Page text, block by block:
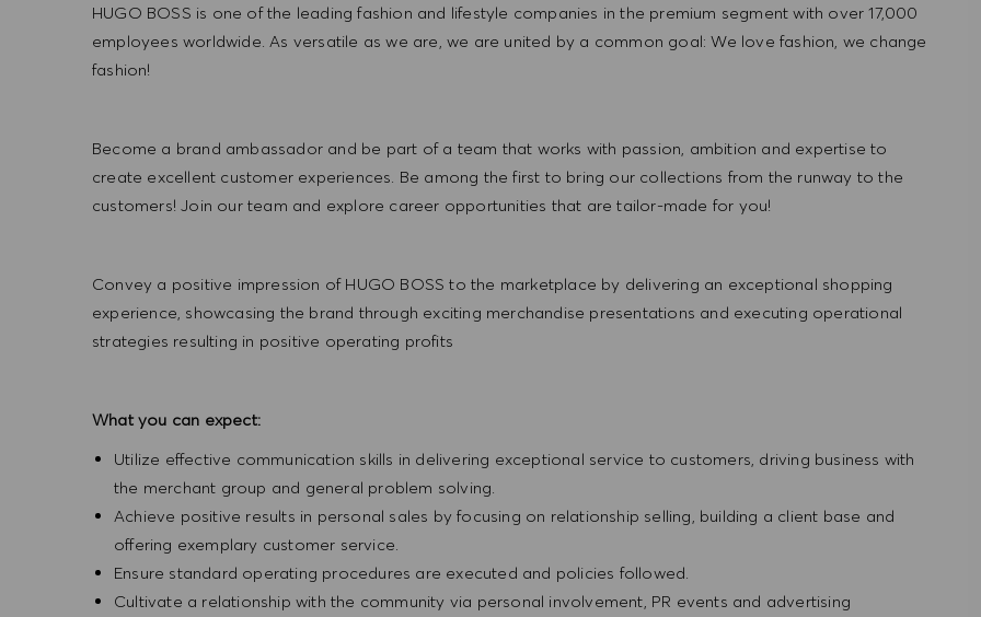
HUGO BOSS is one of the leading fashion and lifestyle companies in the premium segment with over 17,000
employees worldwide. As versatile as we are, we are united by a common goal: We love fashion, we change
fashion!
Become a brand ambassador and be part of a team that works with passion, ambition and expertise to
create excellent customer experiences. Be among the first to bring our collections from the runway to the
customers! Join our team and explore career opportunities that are tailor-made for you!
Convey a positive impression of HUGO BOSS to the marketplace by delivering an exceptional shopping
experience, showcasing the brand through exciting merchandise presentations and executing operational
strategies resulting in positive operating profits
What you can expect:
Utilize effective communication skills in delivering exceptional service to customers, driving business with
the merchant group and general problem solving.
Achieve positive results in personal sales by focusing on relationship selling, building a client base and
offering exemplary customer service.
Ensure standard operating procedures are executed and policies followed.
Cultivate a relationship with the community via personal involvement, PR events and advertising